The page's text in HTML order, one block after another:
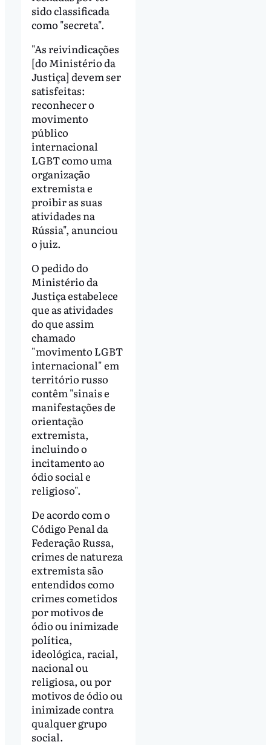
sido classificada
como "secreta".
"As reivindicações
[do Ministério da
Justiça] devem ser
satisfeitas:
reconhecer o
movimento
público
internacional
LGBT como uma
organização
extremista e
proibir as suas
atividades na
Rússia", anunciou
o juiz.
O pedido do
Ministério da
Justiça estabelece
que as atividades
do que assim
chamado
"movimento LGBT
internacional" em
território russo
contêm "sinais e
manifestações de
orientação
extremista,
incluindo o
incitamento ao
ódio social e
religioso".
De acordo com o
Código Penal da
Federação Russa,
crimes de natureza
extremista são
entendidos como
crimes cometidos
por motivos de
ódio ou inimizade
política,
ideológica, racial,
nacional ou
religiosa, ou por
motivos de ódio ou
inimizade contra
qualquer grupo
social.